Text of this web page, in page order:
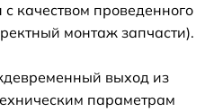
качеством проведенного
монтаж запчасти).
выход из
параметрам